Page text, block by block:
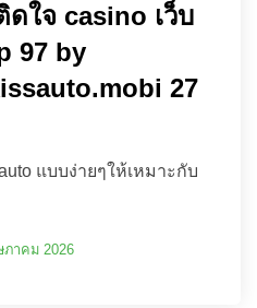
ใจ casino เว็บ
97 by
27
แบบง่ายๆให้เหมาะกับ
ภาคม 2026